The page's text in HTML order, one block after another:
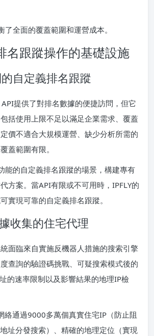
了全面的覆蓋範圍和運營成本。
名跟蹤操作的基礎設施
自定義排名跟蹤
提供了對排名數據的便捷訪問，但它
括使用上限不足以滿足企業需求、覆蓋
價不適合大規模運營、缺少分析所需的
蓋範圍有限。
能的自定義排名跟蹤的場景，構建專有
方案。當API有限或不可用時，IPFLY的
實現可靠的自定義排名跟蹤。
收集的住宅代理
面臨來自實施反機器人措施的搜索引擎
查詢的驗證碼挑戰、可疑搜索模式後的
的速率限制以及影響結果的地理IP檢
絡通過9000多萬個真實住宅IP（防止阻
址分發搜索）、精確的地理定位（實現